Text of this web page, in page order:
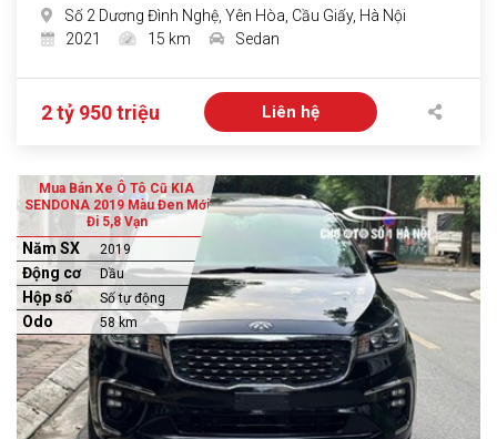
Số 2 Dương Đình Nghệ, Yên Hòa, Cầu Giấy, Hà Nội
2021
15 km Sedan
2 tỷ 950 triệu Liên hệ
Mua Bán Xe Ô Tô Cũ KIA
SENDONA 2019 Màu Đen Mới
Đi 5,8 Vạn
Năm SX 2019
Động cơ Dầu
Hộp số Số tự động
Odo 58 km